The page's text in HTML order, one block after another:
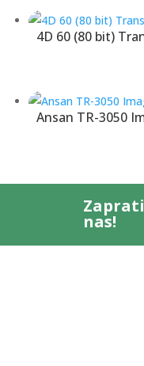
4D 60 (80 bit)
Ansan TR-3050
nas!